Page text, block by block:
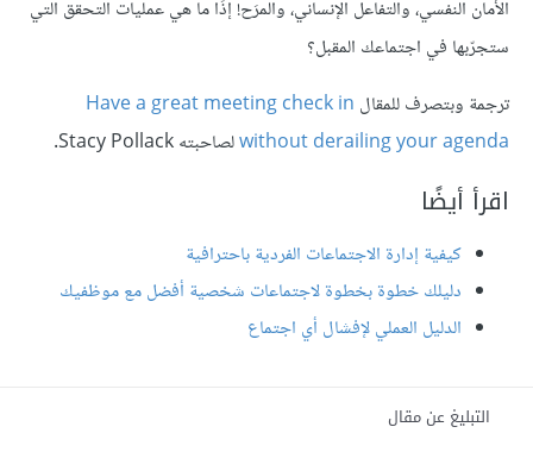
الأمان النفسي، والتفاعل الإنساني، والمرَح! إذًا ما هي عمليات التحقق التي
ستجرّبها في اجتماعك المقبل؟
ترجمة وبتصرف للمقال Have a great meeting check in
without derailing your agendaلصاحبته Stacy Pollack.
اقرأ أيضًا
كيفية إدارة الاجتماعات الفردية باحترافية
دليلك خطوة بخطوة لاجتماعات شخصية أفضل مع موظفيك
الدليل العملي لإفشال أي اجتماع
التبليغ عن مقال